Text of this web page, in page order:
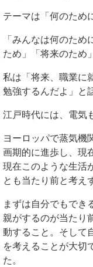
テーマは「何のため
「みんなは何のた
ため」「将来のため
私は「将来、職業に
勉強するんだよ」と
江戸時代には、電気
ヨーロッパで蒸気機
画期的に進歩し、現
現在このような生活
とも当たり前と考え
まずは自分でもでき
親がするのが当たり
動すること。そして
を考えることが大切
た。